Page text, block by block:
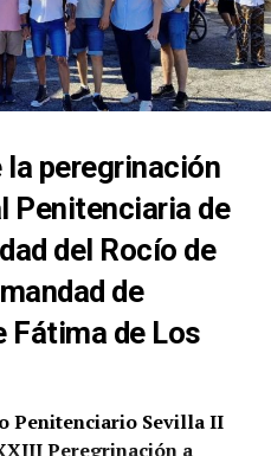
la peregrinación
Penitenciaria de
del Rocío de
de
Fátima de Los
Penitenciario Sevilla II
Peregrinación a